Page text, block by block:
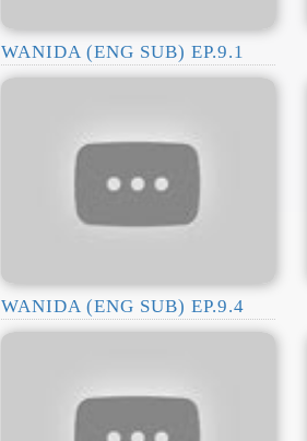
WANIDA (ENG SUB) EP.9.1
WANIDA (ENG SUB) EP.9.4